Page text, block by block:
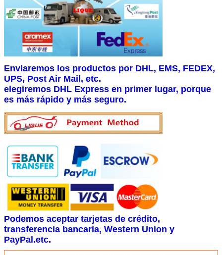
Enviaremos los productos por DHL, EMS, FEDEX,
UPS, Post Air Mail, etc.
elegiremos DHL Express en primer lugar, porque
es más rápido y más seguro.
Podemos aceptar tarjetas de crédito,
transferencia bancaria, Western Union y
PayPal.etc.